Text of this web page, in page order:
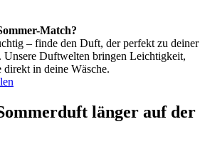
Match?
– finde den Duft, der perfekt zu deiner
Unsere Duftwelten bringen Leichtigkeit,
in deine Wäsche.
länger auf der